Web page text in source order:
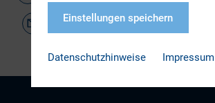
Einstellungen speichern
Datenschutzhinweise Impressum